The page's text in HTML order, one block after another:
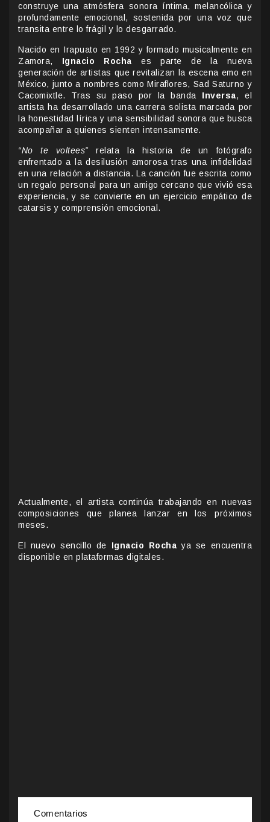
construye una atmósfera sonora íntima, melancólica y
profundamente emocional, sostenida por una voz que
transita entre lo frágil y lo desgarrado.
Nacido en Irapuato en 1992 y formado musicalmente en
Zamora, Ignacio Rocha es parte de la nueva
generación de artistas que revitalizan la escena emo en
México, junto a nombres como Miraflores, Sad Saturno y
Cacomixtle. Tras su paso por la banda Inversa, el
artista ha desarrollado una carrera solista marcada por
la honestidad lírica y una sensibilidad sonora que busca
acompañar a quienes sienten intensamente.
“No te voltees” relata la historia de un fotógrafo
enfrentado a la desilusión amorosa tras una infidelidad
en una relación a distancia. La canción fue escrita como
un regalo personal para un amigo cercano que vivió esa
experiencia, y se convierte en un ejercicio empático de
catarsis y comprensión emocional.
Actualmente, el artista continúa trabajando en nuevas
composiciones que planea lanzar en los próximos
meses.
El nuevo sencillo de Ignacio Rocha ya se encuentra
disponible en plataformas digitales.
Comentarios